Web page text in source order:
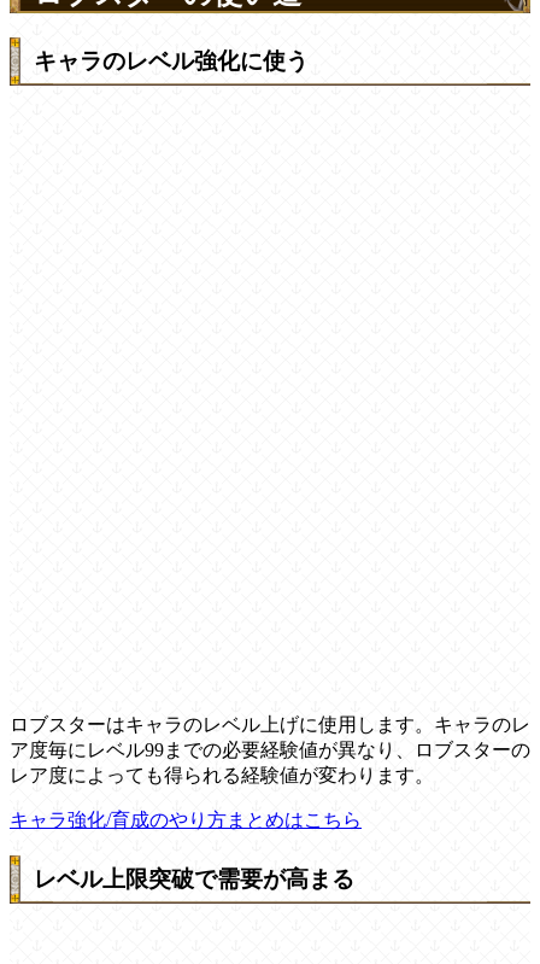
キャラのレベル強化に使う
ロブスターはキャラのレベル上げに使用します。キャラのレ
ア度毎にレベル99までの必要経験値が異なり、ロブスターの
レア度によっても得られる経験値が変わります。
キャラ強化/育成のやり方まとめはこちら
レベル上限突破で需要が高まる